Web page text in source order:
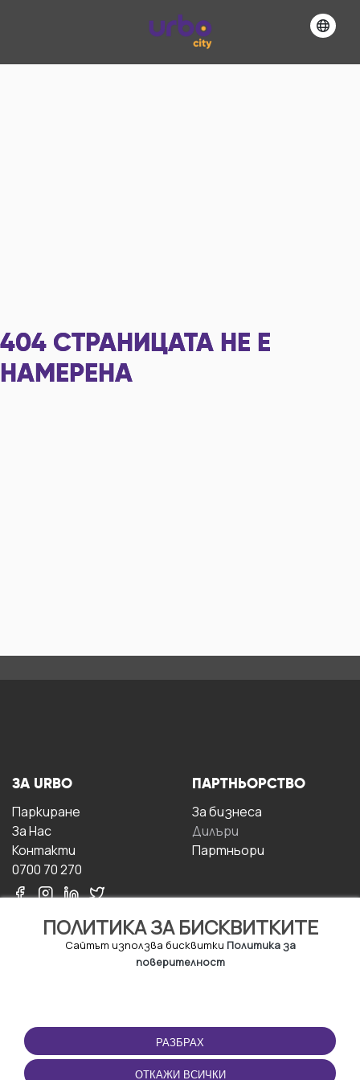
404 СТРАНИЦАТА НЕ Е
НАМЕРЕНА
ПОЛИТИКА ЗА БИСКВИТКИТЕ
Сайтът използва бисквитки Политика за
поверителност
РАЗБРАХ
ОТКАЖИ ВСИЧКИ
ЗА URBO
Паркиране
За Hас
Контакти
0700 70 270
ПАРТНЬОРСТВО
За бизнесa
Дилъри
Партньори
ПОЛЗВАНЕ
Правила и условия за
ползване
ПРИЛОЖЕНИЕТО